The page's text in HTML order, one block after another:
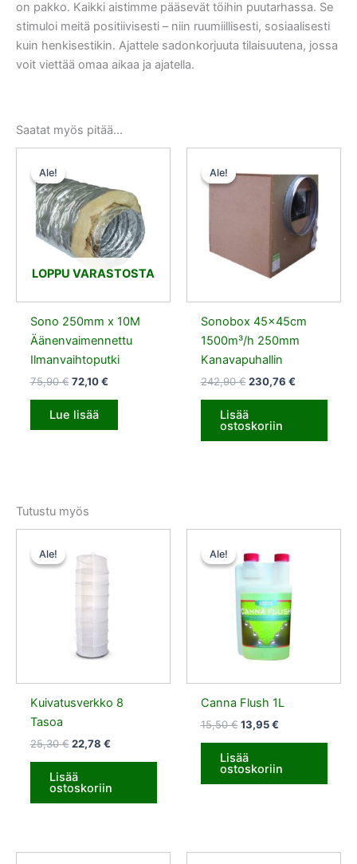
on pakko. Kaikki aistimme pääsevät töihin puutarhassa. Se
stimuloi meitä positiivisesti – niin ruumiillisesti, sosiaalisesti
kuin henkisestikin. Ajattele sadonkorjuuta tilaisuutena, jossa
voit viettää omaa aikaa ja ajatella.
Saatat myös pitää...
Ale!
LOPPU VARASTOSTA
Ale!
Sono 250mm x 10M
Äänenvaimennettu
Ilmanvaihtoputki
75,90€
oli:
75,90 €.
72,10€
72,10 €.
Lue lisää
Ale!
Ale!
Sonobox 45x45cm
1500m³/h 250mm
Kanavapuhallin
242,90€
oli:
242,90 €.
230,76 €
on:
230,76 €.
Lisää
ostoskoriin
Tutustu myös
Ale!
Ale!
Kuivatusverkko 8
Tasoa
25,30€
oli:
25,30 €.
22,78 €
Lisää
ostoskoriin
Ale!
Ale!
Canna Flush 1L
15,50€
oli:
15,50 €.
13,95€
on:
Lisää
ostoskoriin